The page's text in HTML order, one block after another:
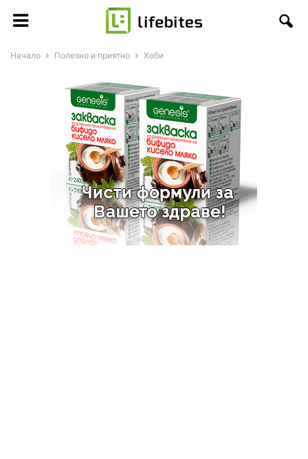
Начало Полезно и приятно Хоби